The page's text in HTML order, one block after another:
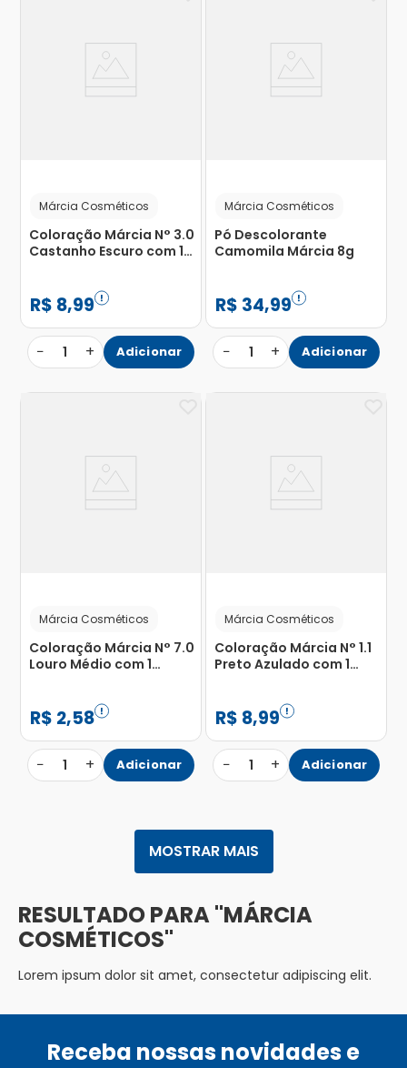
Márcia Cosméticos
Coloração Márcia N° 3.0
Castanho Escuro com 1
R$ 8,99
− 1 + Adicionar
Márcia Cosméticos
Pó Descolorante
Camomila Márcia 8g
R$ 34,99
− 1 + Adicionar
Márcia Cosméticos
Coloração Márcia N° 7.0
Louro Médio com 1
R$ 2,58
− 1 + Adicionar
Márcia Cosméticos
Coloração Márcia N° 1.1
Preto Azulado com 1
R$ 8,99
− 1 + Adicionar
MOSTRAR MAIS
MÁRCIA
COSMÉTICOS
Lorem ipsum dolor sit amet, consectetur adipiscing elit.
Receba nossas novidades e